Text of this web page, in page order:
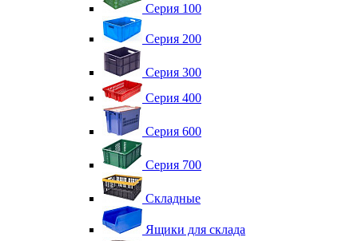
Серия 100
Серия 200
Серия 300
Серия 400
Серия 600
Серия 700
Складные
Ящики для склада